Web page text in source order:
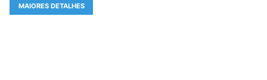
MAIORES DETALHES